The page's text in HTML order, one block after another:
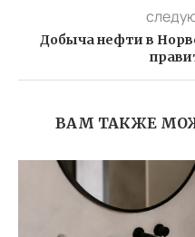
Добыча нефти в
ВАМ ТАКЖЕ